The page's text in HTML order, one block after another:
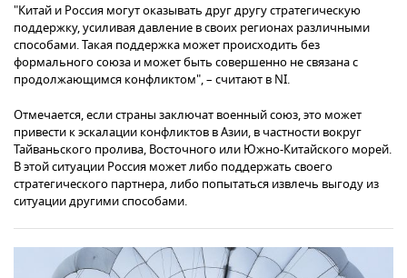
"Китай и Россия могут оказывать друг другу стратегическую
поддержку, усиливая давление в своих регионах различными
способами. Такая поддержка может происходить без
формального союза и может быть совершенно не связана с
продолжающимся конфликтом", – считают в NI.
Отмечается, если страны заключат военный союз, это может
привести к эскалации конфликтов в Азии, в частности вокруг
Тайваньского пролива, Восточного или Южно-Китайского морей.
В этой ситуации Россия может либо поддержать своего
стратегического партнера, либо попытаться извлечь выгоду из
ситуации другими способами.